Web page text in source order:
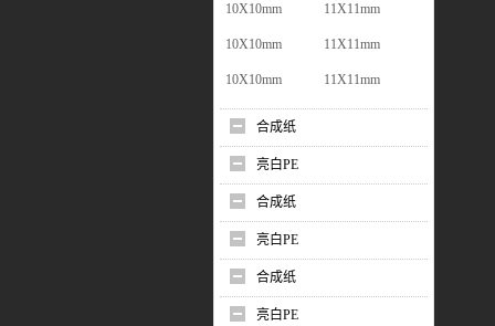
10X10mm 11X11mm
10X10mm 11X11mm
10X10mm 11X11mm
合成纸
亮白PE
合成纸
亮白PE
合成纸
亮白PE